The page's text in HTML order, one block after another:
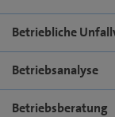
Betriebliche
Betriebsanalyse
Betriebsberatung